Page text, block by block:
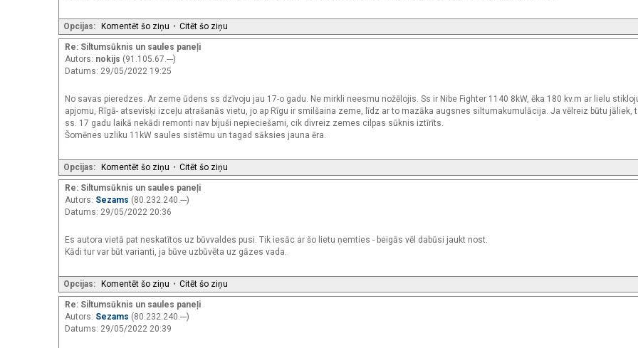
Opcijas: Komentēt šo ziņu • Citēt šo ziņu
Re: Siltumsūknis un saules paneļi
Autors: nokijs (91.105.67.---)
Datums: 29/05/2022 19:25
No savas pieredzes. Ar zeme ūdens ss dzīvoju jau 17-o gadu. Ne mirkli neesmu nožēlojis. Ss ir Nibe Fighter 1140 8kW, ēka 180 kv.m ar lielu
apjomu, Rīgā- atsevisķi izceļu atrašanās vietu, jo ap Rīgu ir smilšaina zeme, līdz ar to mazāka augsnes siltumakumulācija. Ja vēlreiz būtu jāliek,
ss. 17 gadu laikā nekādi remonti nav bijuši nepieciešami, cik divreiz zemes cilpas sūknis iztīrīts.
Šomēnes uzliku 11kW saules sistēmu un tagad sāksies jauna ēra.
Opcijas: Komentēt šo ziņu • Citēt šo ziņu
Re: Siltumsūknis un saules paneļi
Autors: Sezams (80.232.240.---)
Datums: 29/05/2022 20:36
Es autora vietā pat neskatītos uz būvvaldes pusi. Tik iesāc ar šo lietu ņemties - beigās vēl dabūsi jaukt nost.
Kādi tur var būt varianti, ja būve uzbūvēta uz gāzes vada.
Opcijas: Komentēt šo ziņu • Citēt šo ziņu
Re: Siltumsūknis un saules paneļi
Autors: Sezams (80.232.240.---)
Datums: 29/05/2022 20:39